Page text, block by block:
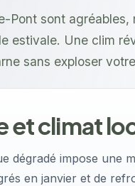
Pont sont agréables,
estivale. Une clim
sans exploser
et climat
dégradé impose une
en janvier et de